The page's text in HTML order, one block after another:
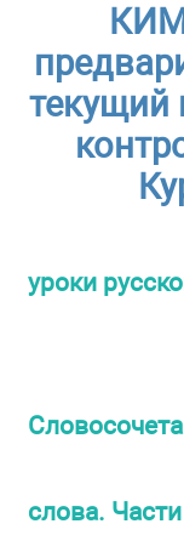
текущий
уроки
слова.